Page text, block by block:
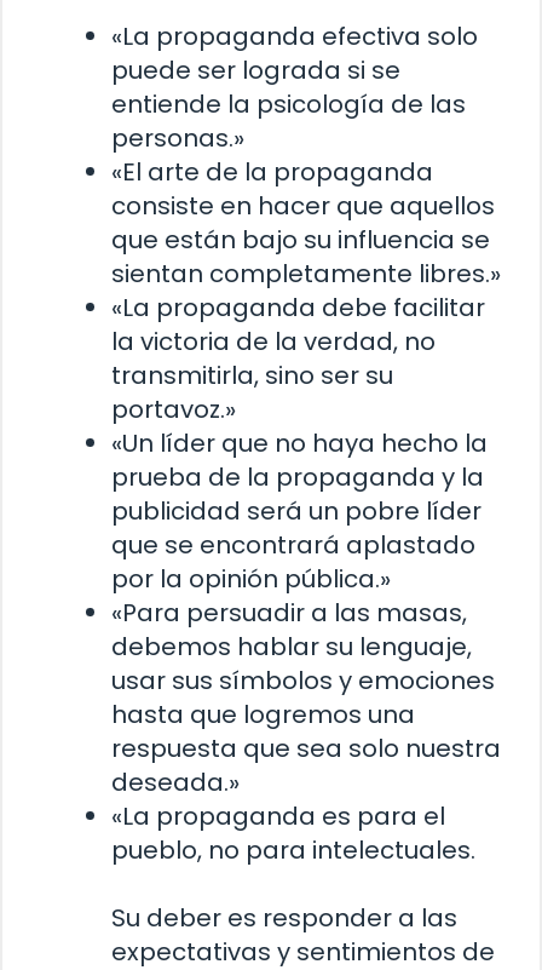
«La propaganda efectiva solo
puede ser lograda si se
entiende la psicología de las
personas.»
«El arte de la propaganda
consiste en hacer que aquellos
que están bajo su influencia se
sientan completamente libres.»
«La propaganda debe facilitar
la victoria de la verdad, no
transmitirla, sino ser su
portavoz.»
«Un líder que no haya hecho la
prueba de la propaganda y la
publicidad será un pobre líder
que se encontrará aplastado
por la opinión pública.»
«Para persuadir a las masas,
debemos hablar su lenguaje,
usar sus símbolos y emociones
hasta que logremos una
respuesta que sea solo nuestra
deseada.»
«La propaganda es para el
pueblo, no para intelectuales.
Su deber es responder a las
expectativas y sentimientos de